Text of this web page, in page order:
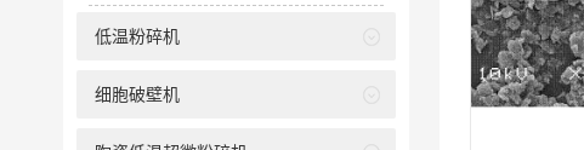
低温粉碎机
细胞破壁机